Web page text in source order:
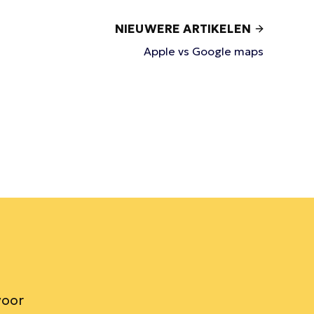
NIEUWERE ARTIKELEN
Apple vs Google maps